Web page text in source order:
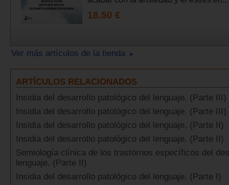
18.50 €
Ver más artículos de la tienda
ARTÍCULOS RELACIONADOS
Insidia del desarrollo patológico del lenguaje. (Parte III)
Insidia del desarrollo patológico del lenguaje. (Parte III)
Insidia del desarrollo patológico del lenguaje. (Parte II)
Insidia del desarrollo patológico del lenguaje. (Parte II)
Semiología clínica de los trastornos específicos del
lenguaje. (Parte II)
Insidia del desarrollo patológico del lenguaje. (Parte I)